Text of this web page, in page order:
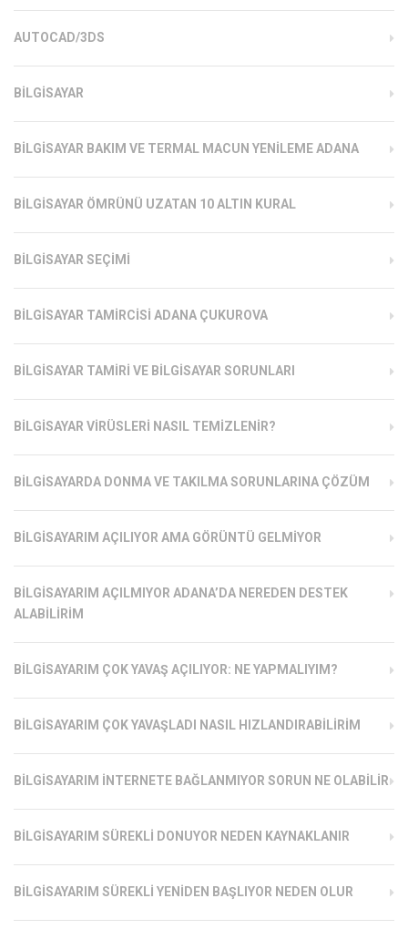
AUTOCAD/3DS
BILGISAYAR
BILGISAYAR BAKIM VE TERMAL MACUN YENILEME ADANA
BILGISAYAR ÖMRÜNÜ UZATAN 10 ALTIN KURAL
BILGISAYAR SEÇIMI
BILGISAYAR TAMIRCISI ADANA ÇUKUROVA
BILGISAYAR TAMIRI VE BILGISAYAR SORUNLARI
BILGISAYAR VIRÜSLERI NASIL TEMIZLENIR?
BILGISAYARDA DONMA VE TAKILMA SORUNLARINA ÇÖZÜM
BILGISAYARIM AÇILIYOR AMA GÖRÜNTÜ GELMIYOR
BILGISAYARIM AÇILMIYOR ADANA’DA NEREDEN DESTEK
ALABILIRIM
BILGISAYARIM ÇOK YAVAŞ AÇILIYOR: NE YAPMALIYIM?
BILGISAYARIM ÇOK YAVAŞLADI NASIL HIZLANDIRABILIRIM
BILGISAYARIM İNTERNETE BAĞLANMIYOR SORUN NE OLABILIR
BILGISAYARIM SÜREKLI DONUYOR NEDEN KAYNAKLANIR
BILGISAYARIM SÜREKLI YENIDEN BAŞLIYOR NEDEN OLUR